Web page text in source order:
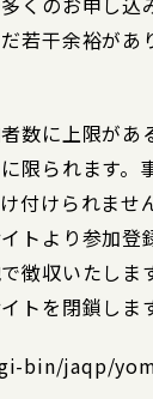
若干余裕があ
数に上限があ
限られます。
付けられませ
トより参加登
徴収いたしま
トを閉鎖します
bin/jaqp/